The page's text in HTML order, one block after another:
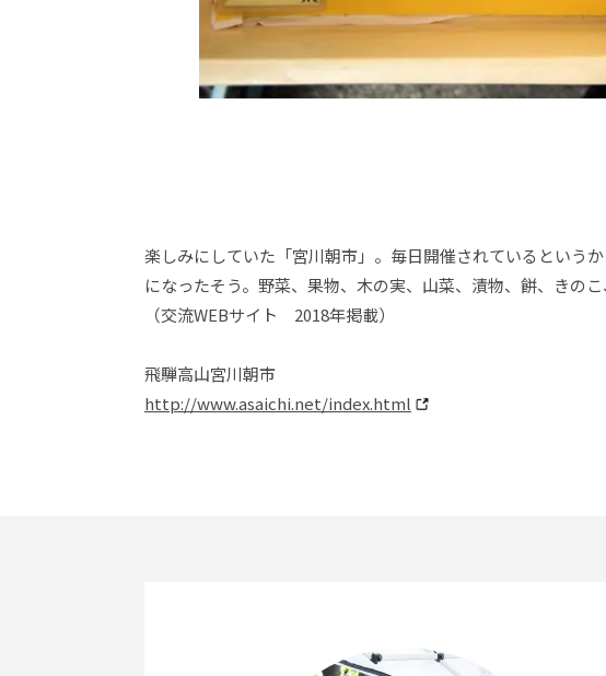
楽しみにしていた「宮川朝市」。毎日開催されているという
になったそう。野菜、果物、木の実、山菜、漬物、餅、きの
（交流WEBサイト 2018年掲載）
飛騨高山宮川朝市
http://www.asaichi.net/index.html